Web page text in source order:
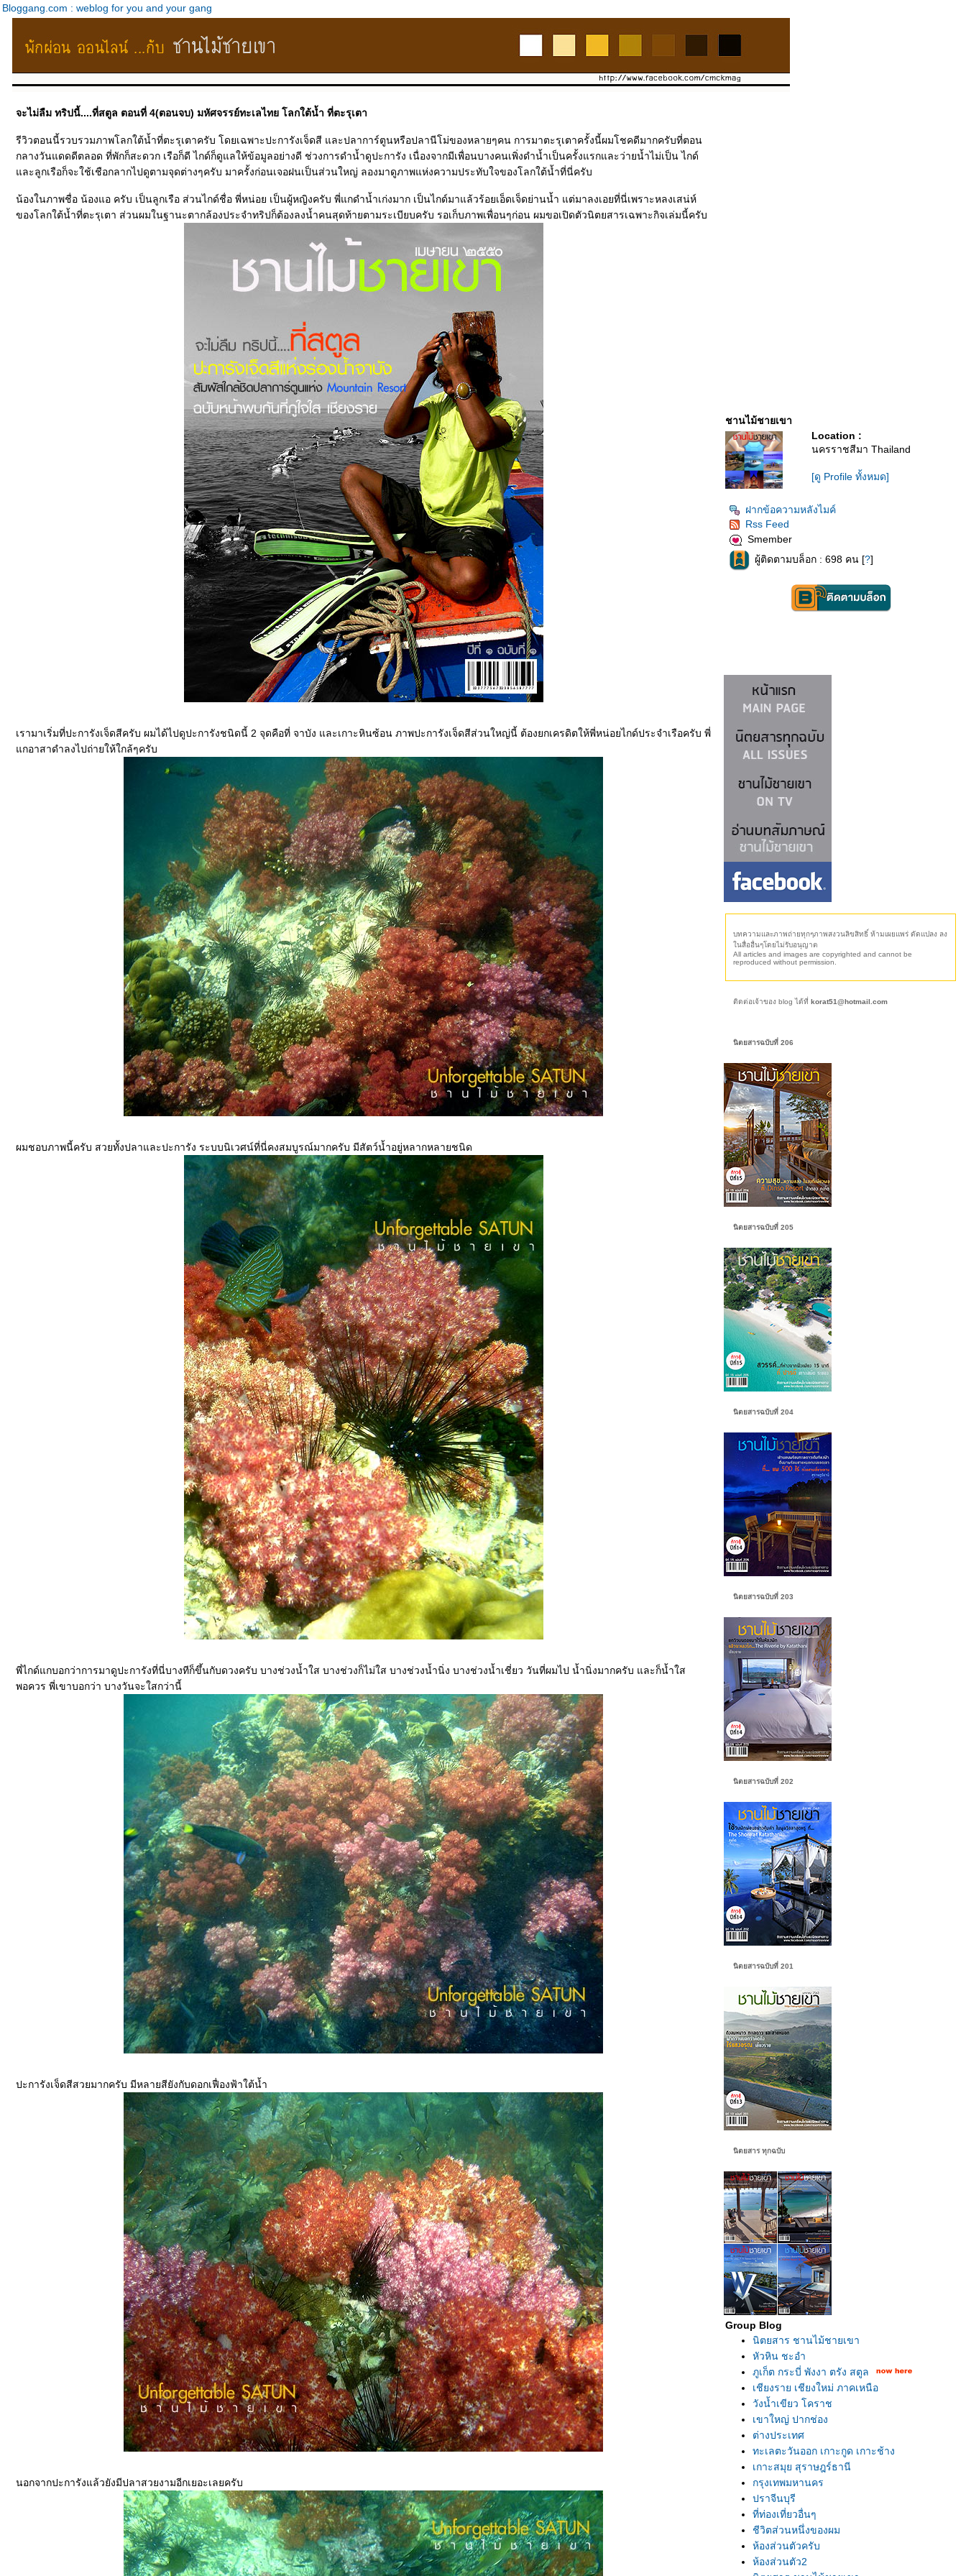
Bloggang.com : weblog for you and your gang
จะไม่ลืม ทริปนี้....ที่สตูล ตอนที่ 4(ตอนจบ) มหัศจรรย์ทะเลไทย โลกใต้น้ำ ที่ตะรุเตา
รีวิวตอนนี้รวบรวมภาพโลกใต้น้ำที่ตะรุเตาครับ โดยเฉพาะปะการังเจ็ดสี และปลาการ์ตูนหรือปลานีโม่ของหลายๆคน การมาตะรุเตาครั้งนี้ผมโชคดีมากครับที่ตอน
กลางวันแดดดีตลอด ที่พักก็สะดวก เรือก็ดี ไกด์ก็ดูแลให้ข้อมูลอย่างดี ช่วงการดำน้ำดูปะการัง เนื่องจากมีเพื่อนบางคนเพิ่งดำน้ำเป็นครั้งแรกและว่ายน้ำไม่เป็น ไกด์
ละลูกเรือก็จะใช้เชือกลากไปดูตามจุดต่างๆครับ มาครั้งก่อนเจอฝนเป็นส่วนใหญ่ ลองมาดูภาพแห่งความประทับใจของโลกใต้น้ำที่นี่ครับ
น้องในภาพชื่อ น้องแอ ครับ เป็นลูกเรือ ส่วนไกด์ชื่อ พี่หน่อย เป็นผู้หญิงครับ พี่แกดำน้ำเก่งมาก เป็นไกด์มาแล้วร้อยเอ็ดเจ็ดย่านน้ำ แต่มาลงเอยที่นี่เพราะหลงเสน่ห์
ของโลกใต้น้ำที่ตะรุเตา ส่วนผมในฐานะตากล้องประจำทริปก็ต้องลงน้ำคนสุดท้ายตามระเบียบครับ รอเก็บภาพเพื่อนๆก่อน ผมขอเปิดตัวนิตยสารเฉพาะกิจเล่มนี้ครับ
เรามาเริ่มที่ปะการังเจ็ดสีครับ ผมได้ไปดูปะการังชนิดนี้ 2 จุดคือที่ จาบัง และเกาะหินซ้อน ภาพปะการังเจ็ดสีส่วนใหญ่นี้ ต้องยกเครดิตให้พี่หน่อยไกด์ประจำเรือครับ พี่
กอาสาดำลงไปถ่ายให้ใกล้ๆครับ
ผมชอบภาพนี้ครับ สวยทั้งปลาและปะการัง ระบบนิเวศน์ที่นี่คงสมบูรณ์มากครับ มีสัตว์น้ำอยู่หลากหลายชนิด
พี่ไกด์แกบอกว่าการมาดูปะการังที่นี่บางทีก็ขึ้นกับดวงครับ บางช่วงน้ำใส บางช่วงก็ไม่ใส บางช่วงน้ำนิ่ง บางช่วงน้ำเชี่ยว วันที่ผมไป น้ำนิ่งมากครับ และก็น้ำใส
พอควร พี่เขาบอกว่า บางวันจะใสกว่านี้
ปะการังเจ็ดสีสวยมากครับ มีหลายสียังกับดอกเฟื่องฟ้าใต้น้ำ
นอกจากปะการังแล้วยังมีปลาสวยงามอีกเยอะเลยครับ
ชานไม้ชายเขา
Location :
นครราชสีมา Thailand
[ดู Profile ทั้งหมด]
ฝากข้อความหลังไมค์
Rss Feed
Smember
ผู้ติดตามบล็อก : 698 คน [?]
บทความและภาพถ่ายทุกๆภาพสงวนลิขสิทธิ์ ห้ามเผยแพร่ ดัดแปลง ลง
นสื่ออื่นๆโดยไม่รับอนุญาต
All articles and images are copyrighted and cannot be
reproduced without permission.
ติดต่อเจ้าของ blog ได้ที่ korat51@hotmail.com
นิตยสารฉบับที่ 206
นิตยสารฉบับที่ 205
นิตยสารฉบับที่ 204
นิตยสารฉบับที่ 203
นิตยสารฉบับที่ 202
นิตยสารฉบับที่ 201
นิตยสาร ทุกฉบับ
Group Blog
นิตยสาร ชานไม้ชายเขา
หัวหิน ชะอำ
ภูเก็ต กระบี่ พังงา ตรัง สตูล
เชียงราย เชียงใหม่ ภาคเหนือ
วังน้ำเขียว โคราช
เขาใหญ่ ปากช่อง
ต่างประเทศ
ทะเลตะวันออก เกาะกูด เกาะช้าง
เกาะสมุย สุราษฎร์ธานี
กรุงเทพมหานคร
ปราจีนบุรี
ที่ท่องเที่ยวอื่นๆ
ชีวิตส่วนหนึ่งของผม
ห้องส่วนตัวครับ
ห้องส่วนตัว2